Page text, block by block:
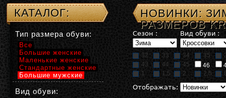
НОВИНКИ:
РАЗМЕРОВ
Сезон : Вид обуви :
32 33 34 35
43
44 45 46
1
1,5 2 2,5
Отображать:
КАТАЛОГ:
Тип размера обуви:
Все
Большие женские
Маленькие женские
Стандартные женские
Большие мужские
Вид обуви: